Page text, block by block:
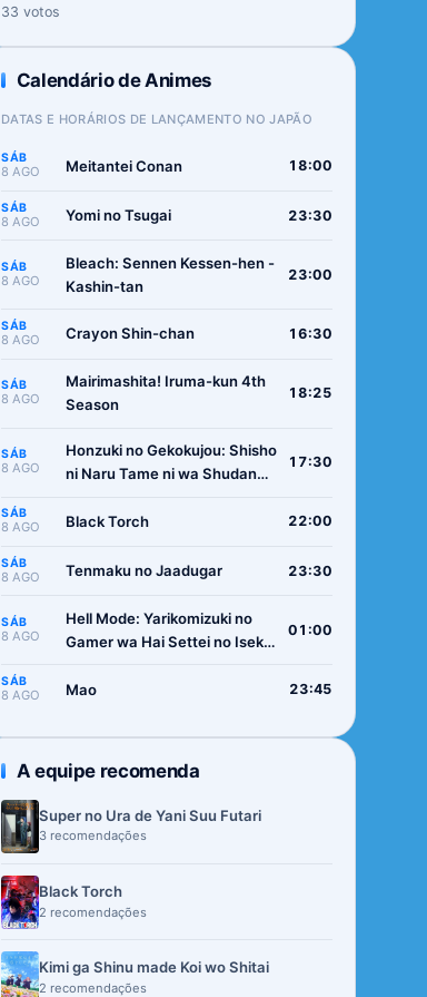
33 votos
Calendário de Animes
DATAS E HORÁRIOS DE LANÇAMENTO NO JAPÃO
SÁB
8 AGO Meitantei Conan 18:00
SÁB
8 AGO Yomi no Tsugai 23:30
SÁB
8 AGO
Bleach: Sennen Kessen-hen -
Kashin-tan
23:00
SÁB
8 AGO Crayon Shin-chan 16:30
SÁB
8 AGO
Mairimashita! Iruma-kun 4th
Season
18:25
SÁB
8 AGO
Honzuki no Gekokujou: Shisho
ni Naru Tame ni wa Shudan
Ryoushu no Youjo
17:30
SÁB
8 AGO Black Torch 22:00
SÁB
8 AGO Tenmaku no Jaadugar 23:30
SÁB
8 AGO
Hell Mode: Yarikomizuki no
Gamer wa Hai Settei no Isekai
01:00
SÁB
8 AGO Mao 23:45
A equipe recomenda
Super no Ura de Yani Suu Futari
3 recomendações
Black Torch
2 recomendações
Kimi ga Shinu made Koi wo Shitai
2 recomendações